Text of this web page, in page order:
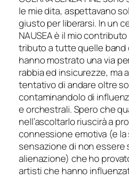
le mie dita, aspettavano
giusto per liberarsi. In un
NAUSEA è il mio
tributo a tutte quelle band
hanno mostrato una via
rabbia ed insicurezze, ma
tentativo di andare oltre
contaminandolo di
e orchestrali. Spero che
nell’ascoltarlo riuscirà a
connessione emotiva (e
sensazione di non essere
alienazione) che ho
artisti che hanno